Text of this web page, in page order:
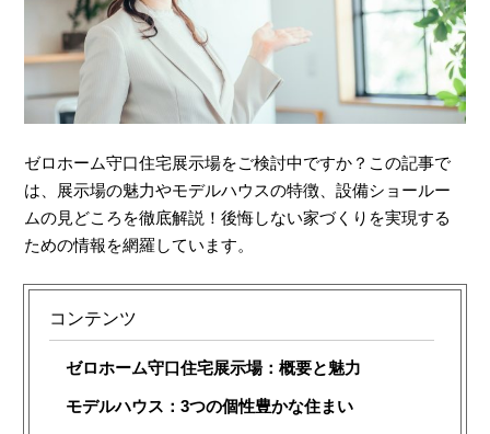
ゼロホーム守口住宅展示場をご検討中ですか？この記事で
は、展示場の魅力やモデルハウスの特徴、設備ショールー
ムの見どころを徹底解説！後悔しない家づくりを実現する
ための情報を網羅しています。
コンテンツ
ゼロホーム守口住宅展示場：概要と魅力
モデルハウス：3つの個性豊かな住まい